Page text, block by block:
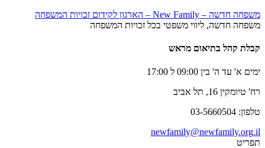
משפחה חדשה – New Family – הארגון לקידום זכויות המשפחה
משפחה חדשה, ליווי משפטי בכל זכויות המשפחה
קבלת קהל בתיאום מראש
ימים א' עד ה' בין 09:00 ל 17:00
רח' טיומקין 16, תל אביב
טלפון: 03-5660504
newfamily@newfamily.org.il
תפריט